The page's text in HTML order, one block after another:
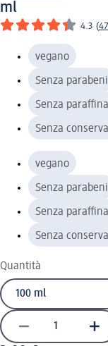
ml
4.3 (
vegano
Senza parabeni
Senza
Senza
vegano
Senza parabeni
Senza
Senza
Quantità